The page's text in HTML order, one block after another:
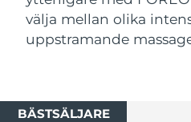
välja mellan olika
uppstramande
BÄSTSÄLJARE